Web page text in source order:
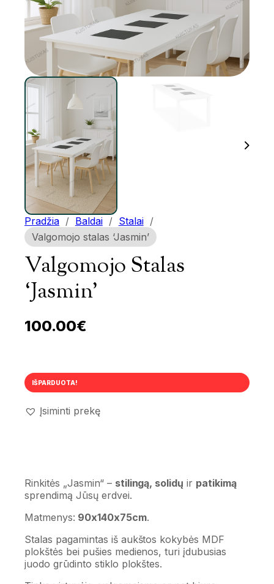
Pradžia / Baldai / Stalai /
Valgomojo stalas ‘Jasmin’
Valgomojo Stalas
‘Jasmin’
100.00€
IŠPARDUOTA!
Įsiminti prekę
Rinkitės „Jasmin“ – stilingą, solidų ir patikimą
sprendimą Jūsų erdvei.
Matmenys: 90x140x75cm.
Stalas pagamintas iš aukštos kokybės MDF
plokštės bei pušies medienos, turi įdubusias
juodo grūdinto stiklo plokštes.